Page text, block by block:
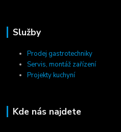
Služby
Prodej gastrotechniky
Servis, montáž zařízení
Projekty kuchyní
Kde nás najdete